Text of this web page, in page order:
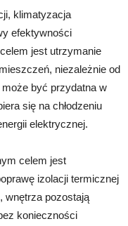
klimatyzacja
efektywności
jest utrzymanie
niezależnie od
być przydatna w
się na chłodzeniu
elektrycznej.
celem jest
izolacji termicznej
wnętrza pozostają
konieczności